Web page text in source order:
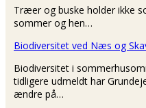
Træer og buske holder ikke
sommer og hen…
Biodiversitet ved Næs og
Biodiversitet i
tidligere udmeldt har
ændre på…